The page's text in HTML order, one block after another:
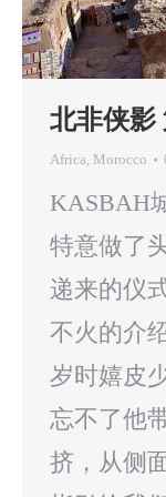
北非侠影
Africa, Morocco
KASBAH
特意做了
递来的仪
不火的介
岁时嬉皮
忘不了他
挤，从侧